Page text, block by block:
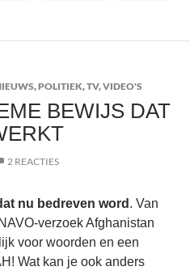
,POLITIEK,TV,VIDEO'S
BEWIJS DAT
2 REACTIES
nu bedreven word . Van
verzoek Afghanistan
voor woorden en een
Wat kan je ook anders